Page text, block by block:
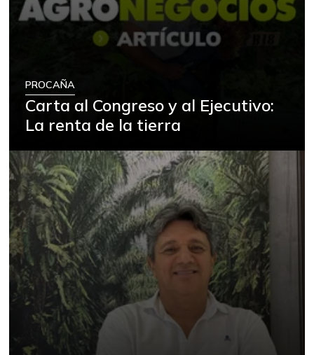
PROCAÑA
Carta al Congreso y al Ejecutivo:
La renta de la tierra